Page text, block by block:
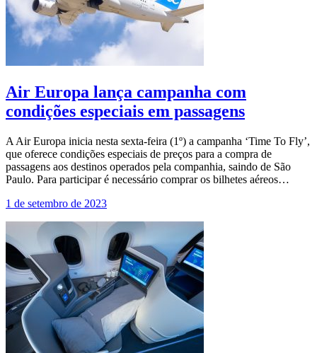
Air Europa lança campanha com
condições especiais em passagens
A Air Europa inicia nesta sexta-feira (1º) a campanha ‘Time To Fly’,
que oferece condições especiais de preços para a compra de
passagens aos destinos operados pela companhia, saindo de São
Paulo. Para participar é necessário comprar os bilhetes aéreos…
1 de setembro de 2023